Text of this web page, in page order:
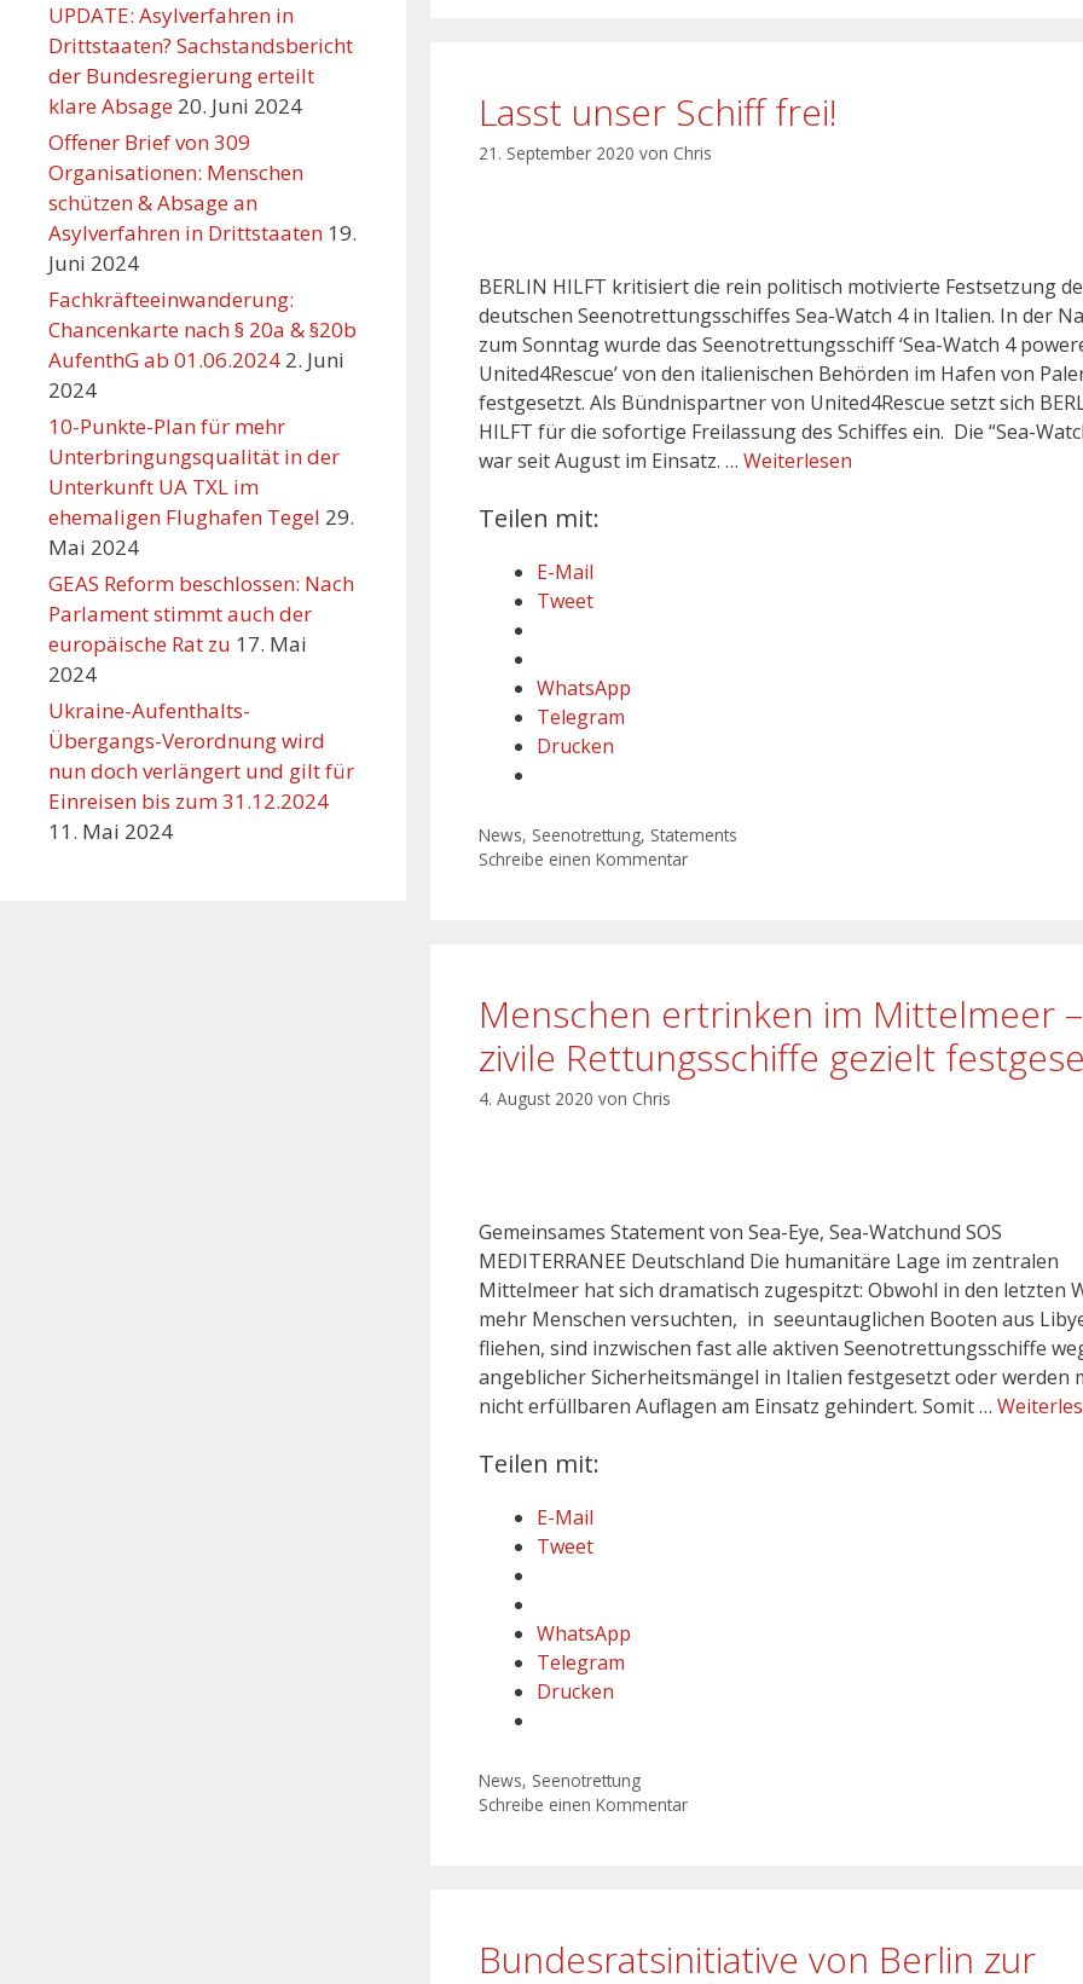
Lasst unser Schiff frei!
21. September 2020 von Chris
BERLIN HILFT kritisiert die rein politisch motivierte Festsetzung
deutschen Seenotrettungsschiffes Sea-Watch 4 in Italien. In der
zum Sonntag wurde das Seenotrettungsschiff ‘Sea-Watch 4
United4Rescue’ von den italienischen Behörden im Hafen von
festgesetzt. Als Bündnispartner von United4Rescue setzt sich
HILFT für die sofortige Freilassung des Schiffes ein. Die “Sea-
war seit August im Einsatz. … Weiterlesen
Teilen mit:
E-Mail
Tweet
WhatsApp
Telegram
Drucken
News, Seenotrettung, Statements
Schreibe einen Kommentar
Menschen ertrinken im Mittelmeer –
zivile Rettungsschiffe gezielt
4. August 2020 von Chris
Gemeinsames Statement von Sea-Eye, Sea-Watchund SOS
MEDITERRANEE Deutschland Die humanitäre Lage im zentralen
Mittelmeer hat sich dramatisch zugespitzt: Obwohl in den letzten
mehr Menschen versuchten, in seeuntauglichen Booten aus
fliehen, sind inzwischen fast alle aktiven Seenotrettungsschiffe
angeblicher Sicherheitsmängel in Italien festgesetzt oder werden
nicht erfüllbaren Auflagen am Einsatz gehindert. Somit …
Teilen mit:
E-Mail
Tweet
WhatsApp
Telegram
Drucken
News, Seenotrettung
Schreibe einen Kommentar
Bundesratsinitiative von Berlin zur
UPDATE: Asylverfahren in
Drittstaaten? Sachstandsbericht
der Bundesregierung erteilt
klare Absage 20. Juni 2024
Offener Brief von 309
Organisationen: Menschen
schützen & Absage an
Asylverfahren in Drittstaaten 19.
Juni 2024
Fachkräfteeinwanderung:
Chancenkarte nach § 20a & §20b
AufenthG ab 01.06.2024 2. Juni
2024
10-Punkte-Plan für mehr
Unterbringungsqualität in der
Unterkunft UA TXL im
ehemaligen Flughafen Tegel 29.
Mai 2024
GEAS Reform beschlossen: Nach
Parlament stimmt auch der
europäische Rat zu 17. Mai
2024
Ukraine-Aufenthalts-
Übergangs-Verordnung wird
nun doch verlängert und gilt für
Einreisen bis zum 31.12.2024
11. Mai 2024